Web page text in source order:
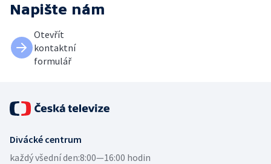
Napište nám
Otevřít
kontaktní
formulář
Divácké centrum
každý všední den:8:00—16:00 hodin